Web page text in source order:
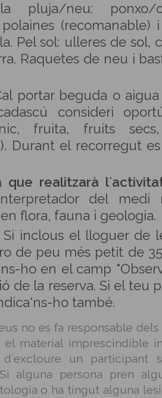
pluja/neu: ponxo/
Pel sol: ulleres de sol,
Raquetes de neu i
portar beguda o
consideri
fruita, fruits
Durant el recorregut
que realitzarà
del medi
flora, fauna i geologia.
Si inclous el lloguer de
de peu més petit de
ho en el camp
de la reserva. Si el teu
ho també.
no es fa responsable
material imprescindible
un
alguna persona pren
o ha tingut alguna